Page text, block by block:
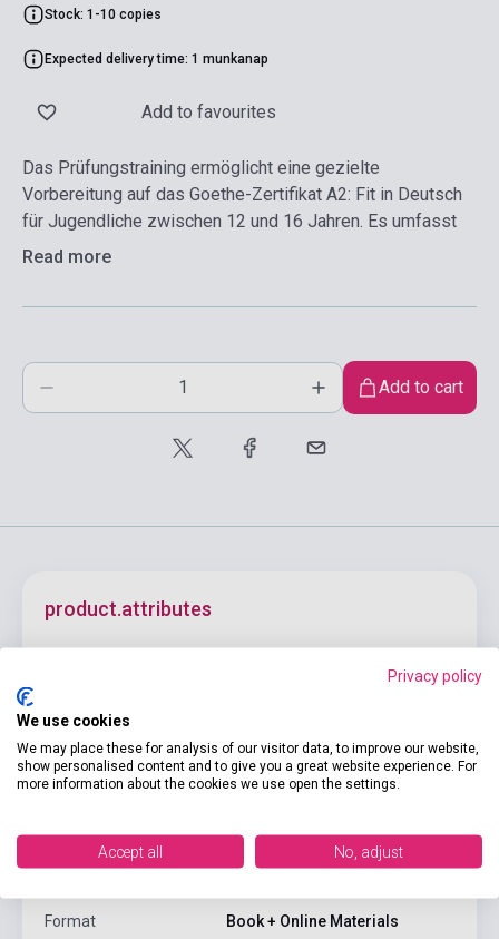
Stock: 1-10 copies
Expected delivery time: 1 munkanap
Add to favourites
Das Prüfungstraining ermöglicht eine gezielte
Vorbereitung auf das Goethe-Zertifikat A2: Fit in Deutsch
für Jugendliche zwischen 12 und 16 Jahren. Es umfasst
Read more
Add to cart
product.attributes
Author
Pages 144
Publisher CORNELSEN
Format Book + Online Materials
Privacy policy
We use cookies
We may place these for analysis of our visitor data, to improve our website,
show personalised content and to give you a great website experience. For
more information about the cookies we use open the settings.
Accept all No, adjust